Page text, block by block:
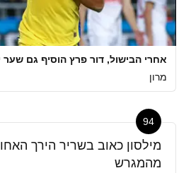
אחרי הבישול, דור פרץ הוסיף גם שער
מרון
94
מילסון כאוב בשריר הירך
מהמגרש